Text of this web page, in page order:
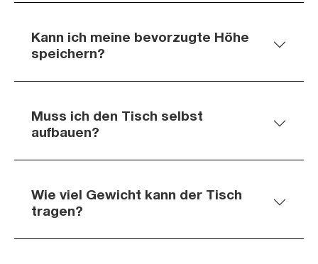
Kann ich meine bevorzugte Höhe
speichern?
Muss ich den Tisch selbst
aufbauen?
Wie viel Gewicht kann der Tisch
tragen?